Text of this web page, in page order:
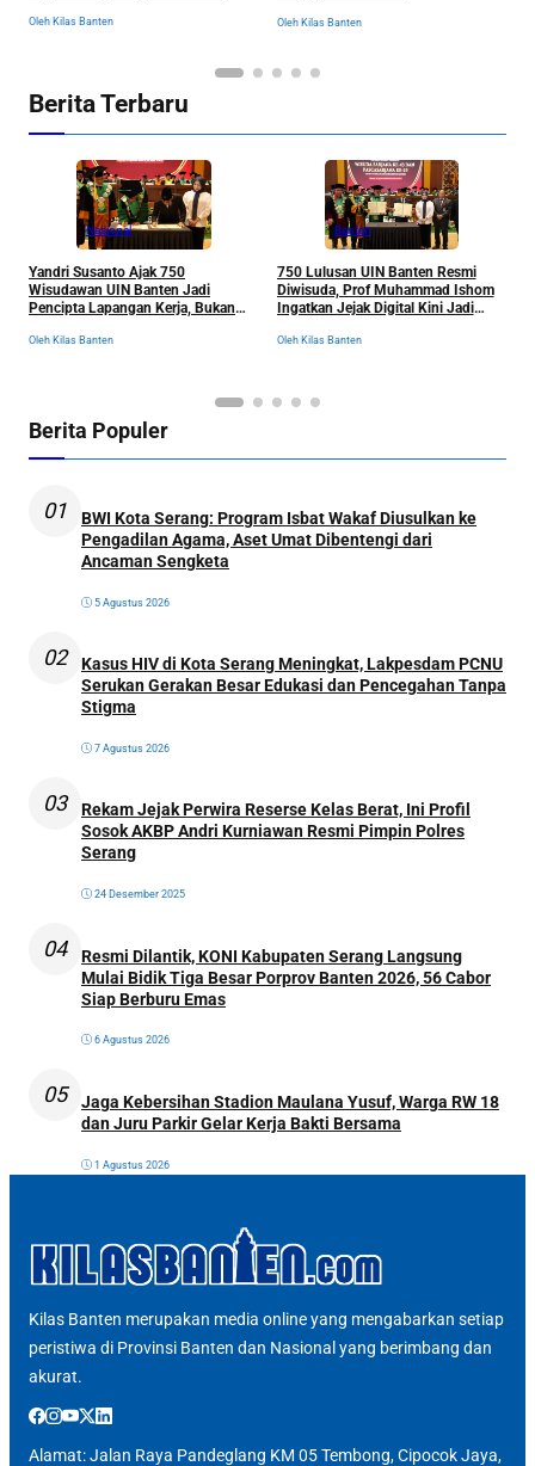
Oleh Kilas Banten Oleh Kilas Banten
Berita Terbaru
Nasional
Yandri Susanto Ajak 750
Wisudawan UIN Banten Jadi
Pencipta Lapangan Kerja, Bukan
Oleh Kilas Banten
Banten
750 Lulusan UIN Banten Resmi
Diwisuda, Prof Muhammad Ishom
Ingatkan Jejak Digital Kini Jadi
Oleh Kilas Banten
Berita Populer
01
BWI Kota Serang: Program Isbat Wakaf Diusulkan ke
Pengadilan Agama, Aset Umat Dibentengi dari
Ancaman Sengketa
5 Agustus 2026
02
Kasus HIV di Kota Serang Meningkat, Lakpesdam PCNU
Serukan Gerakan Besar Edukasi dan Pencegahan Tanpa
Stigma
7 Agustus 2026
03
Rekam Jejak Perwira Reserse Kelas Berat, Ini Profil
Sosok AKBP Andri Kurniawan Resmi Pimpin Polres
Serang
24 Desember 2025
04
Resmi Dilantik, KONI Kabupaten Serang Langsung
Mulai Bidik Tiga Besar Porprov Banten 2026, 56 Cabor
Siap Berburu Emas
6 Agustus 2026
05
Jaga Kebersihan Stadion Maulana Yusuf, Warga RW 18
dan Juru Parkir Gelar Kerja Bakti Bersama
1 Agustus 2026
Kilas Banten merupakan media online yang mengabarkan setiap
peristiwa di Provinsi Banten dan Nasional yang berimbang dan
akurat.
Alamat: Jalan Raya Pandeglang KM 05 Tembong, Cipocok Jaya,